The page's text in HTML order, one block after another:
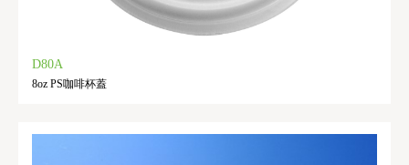
D80A
8oz PS咖啡杯蓋